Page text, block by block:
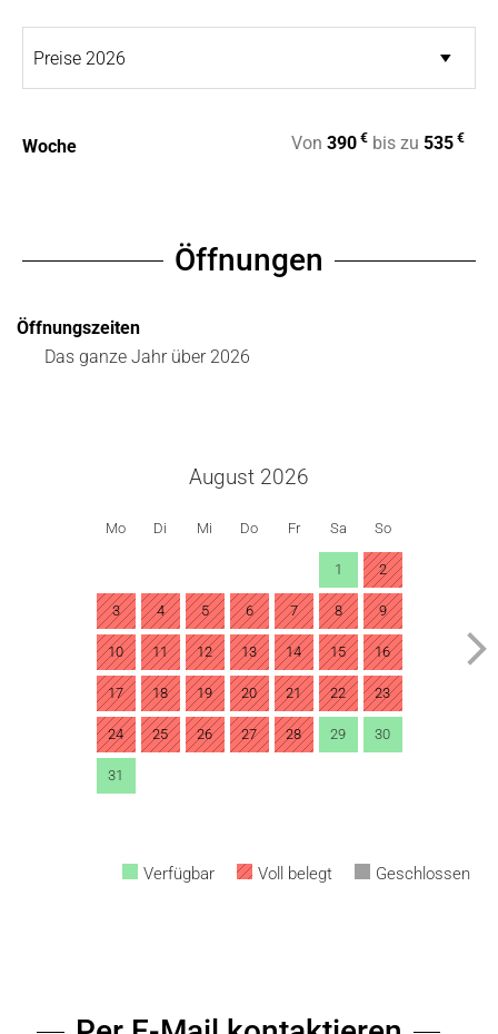
Woche Von 390 € bis zu 535 €
Öffnungen
Öffnungszeiten
Das ganze Jahr über 2026
August 2026
Mo Di Mi Do Fr Sa So
1 2
3 4 5 6 7 8 9
10 11 12 13 14 15 16
17 18 19 20 21 22 23
24 25 26 27 28 29 30
31
Verfügbar Voll belegt Geschlossen